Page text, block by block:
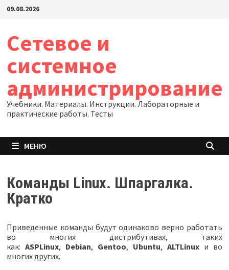
Перейти
09.08.2026
Сетевое и
системное
администрирование
Учебники. Материалы. Инструкции. Лабораторные и
практические работы. Тесты
МЕНЮ
Команды Linux. Шпаргалка.
Кратко
Приведенные команды будут одинаково верно работать
во многих дистрибутивах, таких
как: ASPLinux, Debian, Gentoo, Ubuntu,ALTLinux и во
многих других.